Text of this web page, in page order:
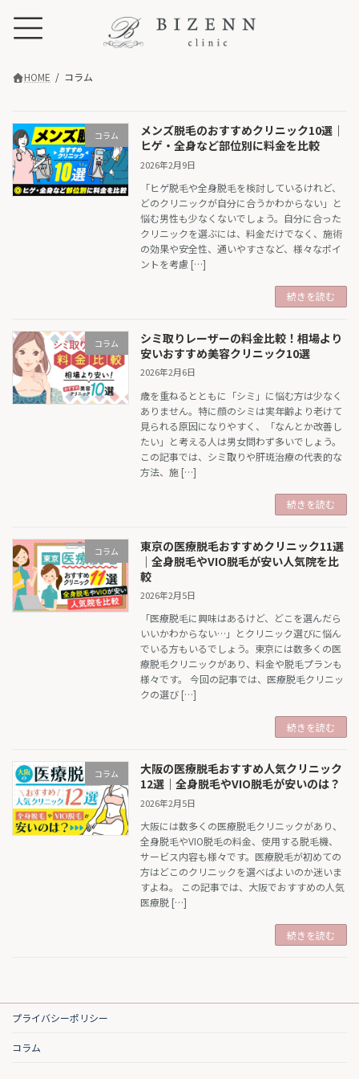
HOME コラム
コラム
メンズ脱毛のおすすめクリニック10選｜
ヒゲ・全身など部位別に料金を比較
2026年2月9日
「ヒゲ脱毛や全身脱毛を検討しているけれど、
どのクリニックが自分に合うかわからない」と
悩む男性も少なくないでしょう。自分に合った
クリニックを選ぶには、料金だけでなく、施術
の効果や安全性、通いやすさなど、様々なポイ
ントを考慮 […]
続きを読む
コラム
シミ取りレーザーの料金比較！相場より
安いおすすめ美容クリニック10選
2026年2月6日
歳を重ねるとともに「シミ」に悩む方は少なく
ありません。特に顔のシミは実年齢より老けて
見られる原因になりやすく、「なんとか改善し
たい」と考える人は男女問わず多いでしょう。
この記事では、シミ取りや肝斑治療の代表的な
方法、施 […]
続きを読む
コラム
東京の医療脱毛おすすめクリニック11選
｜全身脱毛やVIO脱毛が安い人気院を比
較
2026年2月5日
「医療脱毛に興味はあるけど、どこを選んだら
いいかわからない…」とクリニック選びに悩ん
でいる方もいるでしょう。東京には数多くの医
療脱毛クリニックがあり、料金や脱毛プランも
様々です。 今回の記事では、医療脱毛クリニッ
クの選び […]
続きを読む
コラム
大阪の医療脱毛おすすめ人気クリニック
12選｜全身脱毛やVIO脱毛が安いのは？
2026年2月5日
大阪には数多くの医療脱毛クリニックがあり、
全身脱毛やVIO脱毛の料金、使用する脱毛機、
サービス内容も様々です。医療脱毛が初めての
方はどこのクリニックを選べばよいのか迷いま
すよね。 この記事では、大阪でおすすめの人気
医療脱 […]
続きを読む
プライバシーポリシー
コラム